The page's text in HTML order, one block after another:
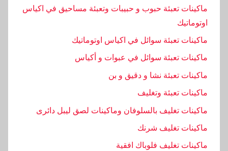
ل
ح
ا
س
خ
ا
ص
ماكينات تعبئة حبوب و حبيبات وتعبئة مساحيق في اكياس
اوتوماتيك
ماكينات تعبئة سوائل في اكياس اوتوماتيك
ماكينات تعبئة سوائل في عبوات و أكياس
ماكينات تعبئة نشا و دقيق و بن
ماكينات تعبئة وتغليف
ماكينات تغليف بالسلوفان وماكينات لصق ليبل دائرى
ماكينات تغليف شرنك
ماكينات تغليف فلوباك افقية